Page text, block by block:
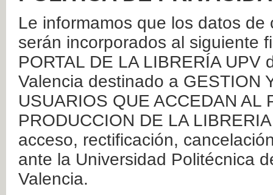
Le informamos que los datos
serán incorporados al siguiente
PORTAL DE LA LIBRERÍA
Valencia destinado a GESTION
USUARIOS QUE ACCEDAN AL
PRODUCCION DE LA
acceso, rectificación,
ante la Universidad Politécnica
Valencia.